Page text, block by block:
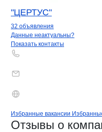
"ЦЕРТУС"
32 объявления
Контакты
+7(800)000-00-..
Данные неактуальны?
Показать контакты
Брендыкомпани
Вакансии в
Избранные вакансии
Новости o
Отзывы о